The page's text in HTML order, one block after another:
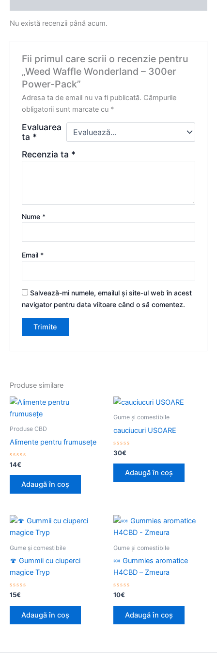
Nu există recenzii până acum.
Fii primul care scrii o recenzie pentru
„Weed Waffle Wonderland – 300er
Power-Pack”
Adresa ta de email nu va fi publicată. Câmpurile
obligatorii sunt marcate cu *
Evaluarea
ta *
Recenzia ta *
Nume *
Email *
Salvează-mi numele, emailul și site-ul web în acest
navigator pentru data viitoare când o să comentez.
Produse similare
Produse CBD
Alimente pentru frumusețe
Evaluat
la
0
14€
Adaugă în coș
Gume și comestibile
cauciucuri USOARE
Evaluat
la
0
30€
Adaugă în coș
Gume și comestibile
🍄 Gummii cu ciuperci
magice Tryp
Evaluat
0
15€
Adaugă în coș
Gume și comestibile
🍬 Gummies aromatice
H4CBD – Zmeura
Evaluat
la
0
10€
Adaugă în coș